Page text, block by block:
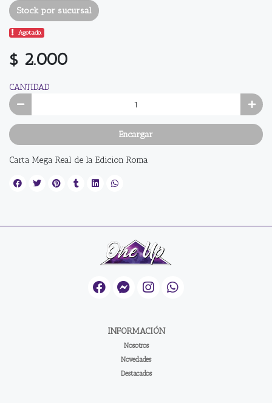
Stock por sucursal
Agotado.
$ 2.000
CANTIDAD
Encargar
Carta Mega Real de la Edicion Roma
INFORMACIÓN
Nosotros
Novedades
Destacados